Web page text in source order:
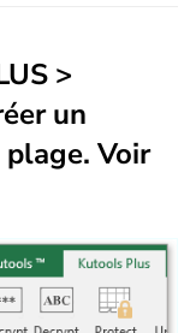
>
un
plage. Voir